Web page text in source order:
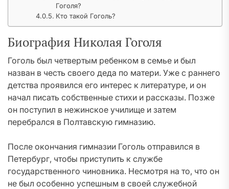
Гоголя?
Кто такой Гоголь?
Биография Николая Гоголя
Гоголь был четвертым ребенком в семье и был
назван в честь своего деда по матери. Уже с раннего
детства проявился его интерес к литературе, и он
начал писать собственные стихи и рассказы. Позже
он поступил в нежинское училище и затем
перебрался в Полтавскую гимназию.
После окончания гимназии Гоголь отправился в
Петербург, чтобы приступить к службе
государственного чиновника. Несмотря на то, что он
не был особенно успешным в своей служебной